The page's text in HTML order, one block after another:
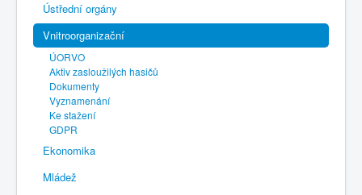
Výhody pro členy
Portál REDENOX
Ústřední orgány
Vnitroorganizační
ÚORVO
Aktiv zasloužilých hasičů
Dokumenty
Vyznamenání
Ke stažení
GDPR
Ekonomika
Mládež